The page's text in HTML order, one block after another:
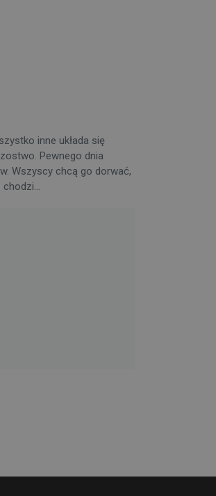
inne układa się
Pewnego dnia
Wszyscy chcą go dorwać,